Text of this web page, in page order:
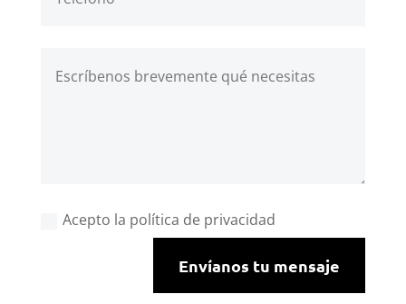
Acepto la política de privacidad
Envíanos tu mensaje